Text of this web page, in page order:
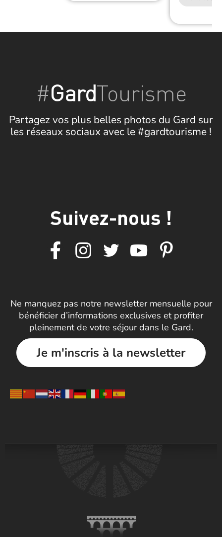
#GardTourisme
Partagez vos plus belles photos du Gard sur
les réseaux sociaux avec le #gardtourisme !
Suivez-nous !
Ne manquez pas notre newsletter mensuelle pour
bénéficier d’informations exclusives et profiter
pleinement de votre séjour dans le Gard.
Je m'inscris à la newsletter